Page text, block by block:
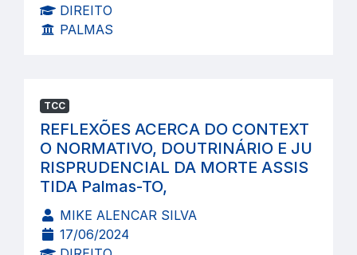
DIREITO
PALMAS
TCC
REFLEXÕES ACERCA DO CONTEXT
O NORMATIVO, DOUTRINÁRIO E JU
RISPRUDENCIAL DA MORTE ASSIS
TIDA Palmas-TO,
MIKE ALENCAR SILVA
17/06/2024